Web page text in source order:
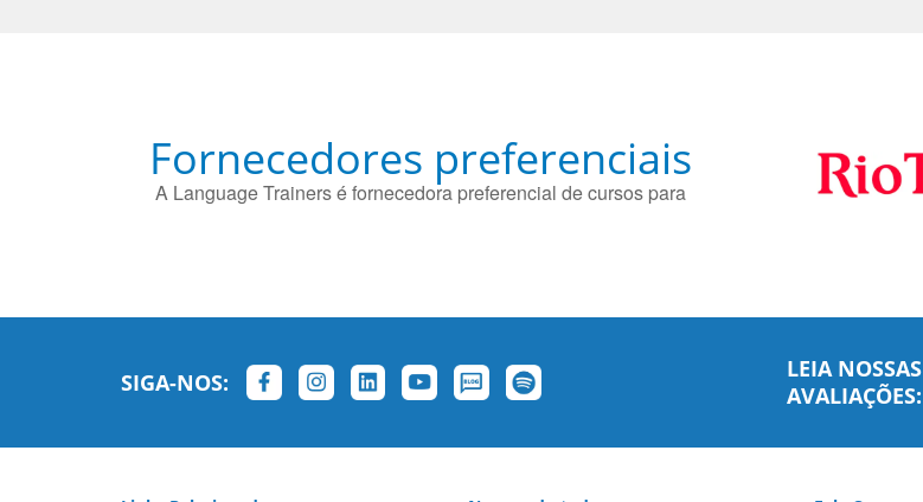
Fornecedores preferenciais
A Language Trainers é fornecedora preferencial de cursos para
SIGA-NOS:
LEIA NOSSAS
AVALIAÇÕES: